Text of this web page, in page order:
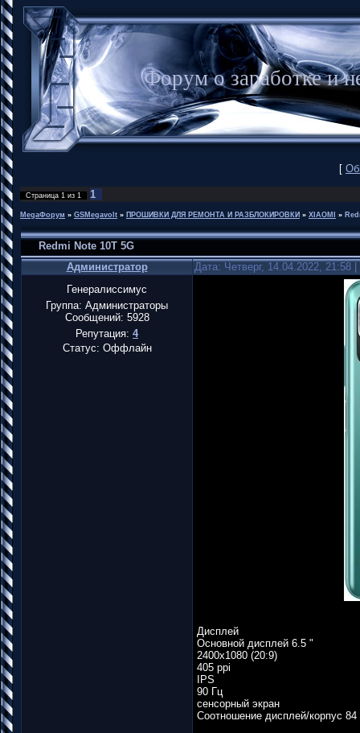
Форум о заработке
[
Страница 1 из 1 1
MegaФорум » GSMegavolt » ПРОШИВКИ ДЛЯ РЕМОНТА И РАЗБЛОКИРОВКИ » XIAOMI »
Redmi Note 10T 5G
Администратор
Дата: Четверг, 14.04.2022,
Генералиссимус
Группа: Администраторы
Сообщений: 5928
Репутация: 4
Статус: Оффлайн
Дисплей
Основной дисплей 6.5 "
2400x1080 (20:9)
405 ppi
IPS
90 Гц
сенсорный экран
Соотношение дисплей/корпус 84